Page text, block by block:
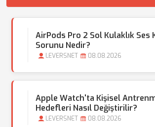
AirPods Pro 2 Sol Kulaklık Ses
Sorunu Nedir?
LEVERSNET 08.08.2026
Apple Watch'ta Kişisel
Hedefleri Nasıl Değiştirilir?
LEVERSNET 08.08.2026